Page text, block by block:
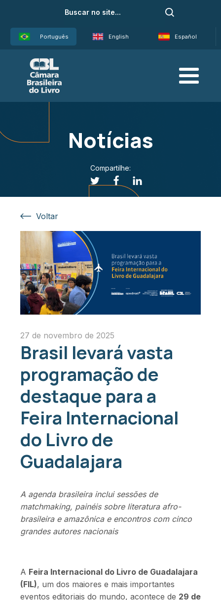
Português English Español
Notícias
Compartilhe:
Voltar
27 de novembro de 2025
Brasil levará vasta
programação de
destaque para a
Feira Internacional
do Livro de
Guadalajara
A agenda brasileira inclui sessões de
matchmaking, painéis sobre literatura afro-
brasileira e amazônica e encontros com cinco
grandes autores nacionais
A Feira Internacional do Livro de Guadalajara
(FIL), um dos maiores e mais importantes
eventos editoriais do mundo, acontece de 29 de